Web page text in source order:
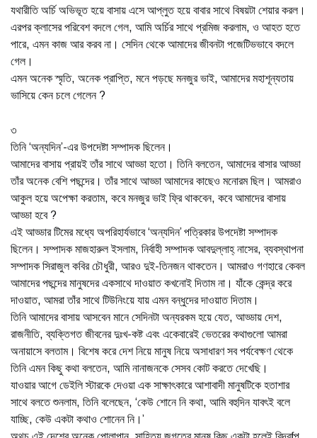
যথারীতি অর্চি অভিভূত হয়ে বাসায় এসে আপ্লুত হয়ে বাবার সাথে বিষয়টা শেয়ার করল।
এরপর ক্লাসের পরিবেশ বদলে গেল, আমি অর্চির সাথে প্রমিজ করলাম, ও আহত হতে
পারে, এমন কাজ আর করব না। সেদিন থেকে আমাদের জীবনটা পজেটিভভাবে বদলে
গেল।
এমন অনেক স্মৃতি, অনেক প্রাপ্তি, মনে পড়ছে মনজুর ভাই, আমাদের মহাশূন্যতায়
ভাসিয়ে কেন চলে গেলেন ?
৩
তিনি ‘অন্যদিন’-এর উপদেষ্টা সম্পাদক ছিলেন।
আমাদের বাসায় প্রায়ই তাঁর সাথে আড্ডা হতো। তিনি বলতেন, আমাদের বাসার আড্ডা
তাঁর অনেক বেশি পছন্দের। তাঁর সাথে আড্ডা আমাদের কাছেও মনোরম ছিল। আমরাও
আকুল হয়ে অপেক্ষা করতাম, কবে মনজুর ভাই ফ্রি থাকবেন, কবে আমাদের বাসায়
আড্ডা হবে ?
এই আড্ডার টিমের মধ্যে অপরিহার্যভাবে ‘অন্যদিন’ পত্রিকার উপদেষ্টা সম্পাদক
ছিলেন। সম্পাদক মাজহারুল ইসলাম, নির্বাহী সম্পাদক আবদুল্লাহ্ নাসের, ব্যবস্থাপনা
সম্পাদক সিরাজুল কবির চৌধুরী, আরও দুই-তিনজন থাকতেন। আমরাও গণহারে কেবল
আমাদের পছন্দের মানুষদের একসাথে দাওয়াত কখনোই দিতাম না। যাঁকে কেন্দ্র করে
দাওয়াত, আমরা তাঁর সাথে টিউনিংয়ে যায় এমন বন্ধুদের দাওয়াত দিতাম।
তিনি আমাদের বাসায় আসবেন মানে সেদিনটা অন্যরকম হয়ে যেত, আড্ডায় দেশ,
রাজনীতি, ব্যক্তিগত জীবনের দুঃখ-কষ্ট এবং একেবারেই ভেতরের কথাগুলো আমরা
অনায়াসে বলতাম। বিশেষ করে দেশ নিয়ে মানুষ নিয়ে অসাধারণ সব পর্যবেক্ষণ থেকে
তিনি এমন কিছু কথা বলতেন, আমি নানাজনকে সেসব কোট করতে দেখেছি।
যাওয়ার আগে ডেইলি স্টারকে দেওয়া এক সাক্ষাৎকারে আশাবাদী মানুষটিকে হতাশার
সাথে বলতে শুনলাম, তিনি বলেছেন, ‘কেউ শোনে নি কথা, আমি বহুদিন যাবৎই বলে
যাচ্ছি, কেউ একটা কথাও শোনেন নি।’